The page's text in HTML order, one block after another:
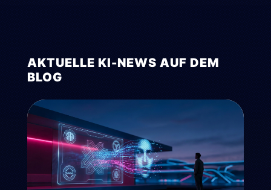
AKTUELLE KI-NEWS AUF DEM
BLOG